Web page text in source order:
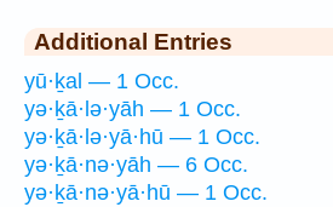
Additional Entries
yū·ḵal — 1 Occ.
yə·ḵā·lə·yāh — 1 Occ.
yə·ḵā·lə·yā·hū — 1 Occ.
yə·ḵā·nə·yāh — 6 Occ.
yə·ḵā·nə·yā·hū — 1 Occ.